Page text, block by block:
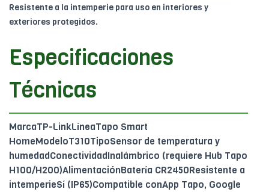
Resistente a la intemperie para uso en interiores y
exteriores protegidos.
Especificaciones
Técnicas
MarcaTP-LinkLíneaTapo Smart
HomeModeloT310TipoSensor de temperatura y
humedadConectividadInalámbrico (requiere Hub Tapo
H100/H200)AlimentaciónBatería CR2450Resistente a
intemperieSí (IP65)Compatible conApp Tapo, Google